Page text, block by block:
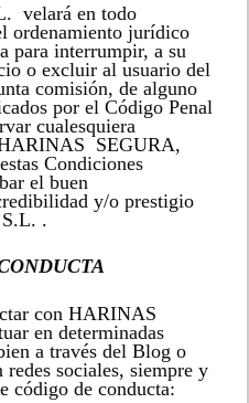
velará en todo
ordenamiento jurídico
para interrumpir, a su
o excluir al usuario del
comisión, de alguno
por el Código Penal
cualesquiera
SEGURA,
Condiciones
el buen
y/o prestigio
.
CONDUCTA
con HARINAS
en determinadas
a través del Blog o
redes sociales, siempre y
código de conducta: